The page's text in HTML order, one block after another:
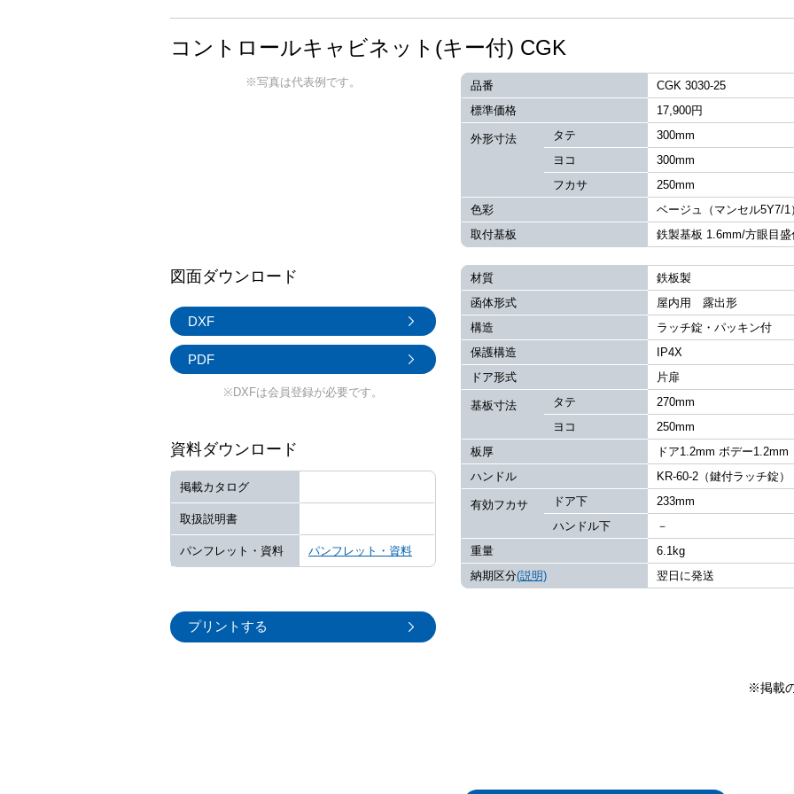
コントロールキャビネット(キー付) CGK
※写真は代表例です。 品番
CGK 3030-25
標準価格
17,900円
外形寸法 タテ
300mm
ヨコ
300mm
フカサ
250mm
色彩
ベージュ（マンセル5Y7/1
取付基板
鉄製基板 1.6mm/方眼目盛
図面ダウンロード
DXF
PDF
※DXFは会員登録が必要です。
資料ダウンロード
掲載カタログ
取扱説明書
パンフレット・資料 パンフレット・資料
プリントする
材質
鉄板製
函体形式
屋内用 露出形
構造
ラッチ錠・パッキン付
保護構造
IP4X
ドア形式
片扉
基板寸法 タテ
270mm
ヨコ
250mm
板厚
ドア1.2mm ボデー1.2mm
ハンドル
KR-60-2（鍵付ラッチ錠）
有効フカサ ドア下
233mm
ハンドル下
－
重量
6.1kg
納期区分(説明) 翌日に発送
※掲載